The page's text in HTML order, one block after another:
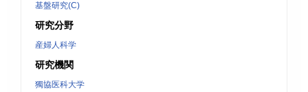
基盤研究(C)
研究分野
産婦人科学
研究機関
獨協医科大学